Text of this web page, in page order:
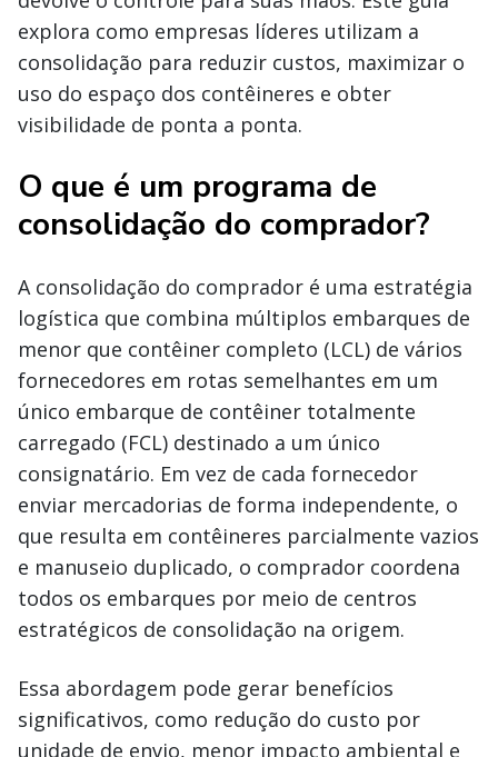
explora como empresas líderes utilizam a
consolidação para reduzir custos, maximizar o
uso do espaço dos contêineres e obter
visibilidade de ponta a ponta.
O que é um programa de
consolidação do comprador?
A consolidação do comprador é uma estratégia
logística que combina múltiplos embarques de
menor que contêiner completo (LCL) de vários
fornecedores em rotas semelhantes em um
único embarque de contêiner totalmente
carregado (FCL) destinado a um único
consignatário. Em vez de cada fornecedor
enviar mercadorias de forma independente, o
que resulta em contêineres parcialmente vazios
e manuseio duplicado, o comprador coordena
todos os embarques por meio de centros
estratégicos de consolidação na origem.
Essa abordagem pode gerar benefícios
significativos, como redução do custo por
unidade de envio, menor impacto ambiental e